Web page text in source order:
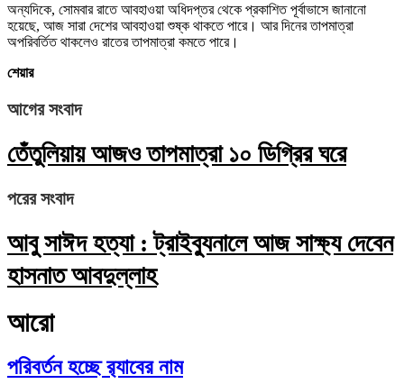
অন্যদিকে, সোমবার রাতে আবহাওয়া অধিদপ্তর থেকে প্রকাশিত পূর্বাভাসে জানানো
হয়েছে, আজ সারা দেশের আবহাওয়া শুষ্ক থাকতে পারে। আর দিনের তাপমাত্রা
অপরিবর্তিত থাকলেও রাতের তাপমাত্রা কমতে পারে।
শেয়ার
আগের সংবাদ
তেঁতুলিয়ায় আজও তাপমাত্রা ১০ ডিগ্রির ঘরে
পরের সংবাদ
আবু সাঈদ হত্যা : ট্রাইব্যুনালে আজ সাক্ষ্য দেবেন
হাসনাত আবদুল্লাহ
আরো
পরিবর্তন হচ্ছে র‌্যাবের নাম